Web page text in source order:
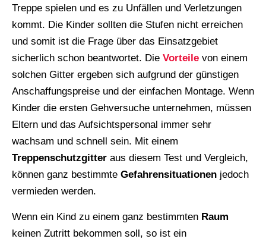
Treppe spielen und es zu Unfällen und Verletzungen
kommt. Die Kinder sollten die Stufen nicht erreichen
und somit ist die Frage über das Einsatzgebiet
sicherlich schon beantwortet. Die Vorteile von einem
solchen Gitter ergeben sich aufgrund der günstigen
Anschaffungspreise und der einfachen Montage. Wenn
Kinder die ersten Gehversuche unternehmen, müssen
Eltern und das Aufsichtspersonal immer sehr
wachsam und schnell sein. Mit einem
Treppenschutzgitter aus diesem Test und Vergleich,
können ganz bestimmte Gefahrensituationen jedoch
vermieden werden.
Wenn ein Kind zu einem ganz bestimmten Raum
keinen Zutritt bekommen soll, so ist ein